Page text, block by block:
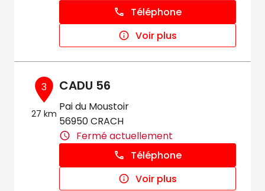
Téléphone
Voir plus
3
27 km
CADU 56
Pai du Moustoir
56950 CRACH
Fermé actuellement
Téléphone
Voir plus